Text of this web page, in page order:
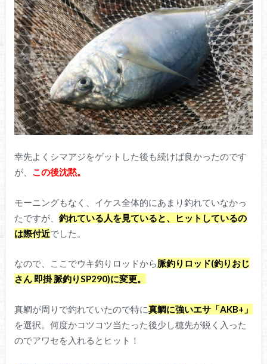
幸先よくシマアジをゲットした後も続けば良かったのです
が、 この後沈黙。
モーニングもなく、イケス全体的にあまり釣れていなかっ
たですが、 釣れている人を見ていると、ヒットしているの
は際付近でした。
なので、ここでウキ釣りロッドから脈釣りロッド(釣りおじ
さん 即掛 脈釣りSP290)に変更。
真鯛が周りで釣れていたので特に真鯛に強いエサ「AKB+」
を選択。何度かコツコツ当たった後少し穂先が鋭く入った
のでアワセを入れるとヒット！